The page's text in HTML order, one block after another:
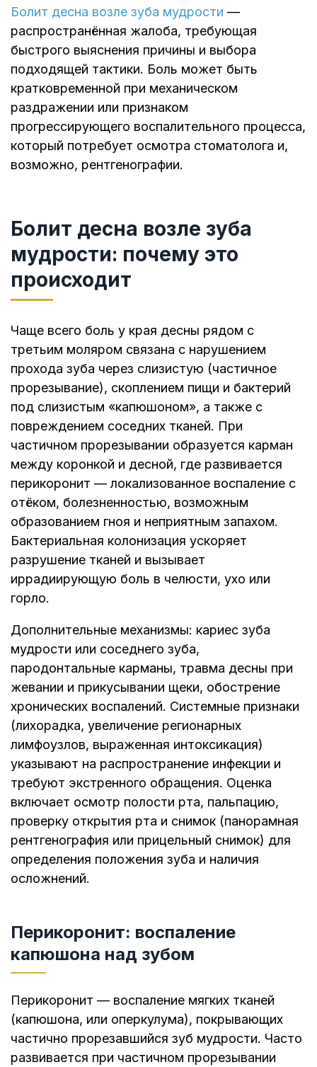
Болит десна возле зуба мудрости —
распространённая жалоба, требующая
быстрого выяснения причины и выбора
подходящей тактики. Боль может быть
кратковременной при механическом
раздражении или признаком
прогрессирующего воспалительного процесса,
который потребует осмотра стоматолога и,
возможно, рентгенографии.
Болит десна возле зуба
мудрости: почему это
происходит
Чаще всего боль у края десны рядом с
третьим моляром связана с нарушением
прохода зуба через слизистую (частичное
прорезывание), скоплением пищи и бактерий
под слизистым «капюшоном», а также с
повреждением соседних тканей. При
частичном прорезывании образуется карман
между коронкой и десной, где развивается
перикоронит — локализованное воспаление с
отёком, болезненностью, возможным
образованием гноя и неприятным запахом.
Бактериальная колонизация ускоряет
разрушение тканей и вызывает
иррадиирующую боль в челюсти, ухо или
горло.
Дополнительные механизмы: кариес зуба
мудрости или соседнего зуба,
пародонтальные карманы, травма десны при
жевании и прикусывании щеки, обострение
хронических воспалений. Системные признаки
(лихорадка, увеличение регионарных
лимфоузлов, выраженная интоксикация)
указывают на распространение инфекции и
требуют экстренного обращения. Оценка
включает осмотр полости рта, пальпацию,
проверку открытия рта и снимок (панорамная
рентгенография или прицельный снимок) для
определения положения зуба и наличия
осложнений.
Перикоронит: воспаление
капюшона над зубом
Перикоронит — воспаление мягких тканей
(капюшона, или оперкулума), покрывающих
частично прорезавшийся зуб мудрости. Часто
развивается при частичном прорезывании